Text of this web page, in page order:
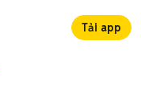
Tải app